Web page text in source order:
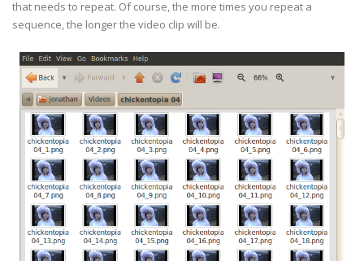
that needs to repeat. Of course, the more times you repeat a
sequence, the longer the video clip will be.